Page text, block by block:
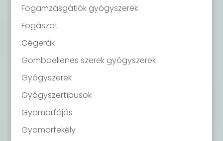
Fogamzásgátlók gyógyszerek
Fogászat
Gégerák
Gombaellenes szerek gyógyszerek
Gyógyszerek
Gyógyszertípusok
Gyomorfájás
Gyomorfekély